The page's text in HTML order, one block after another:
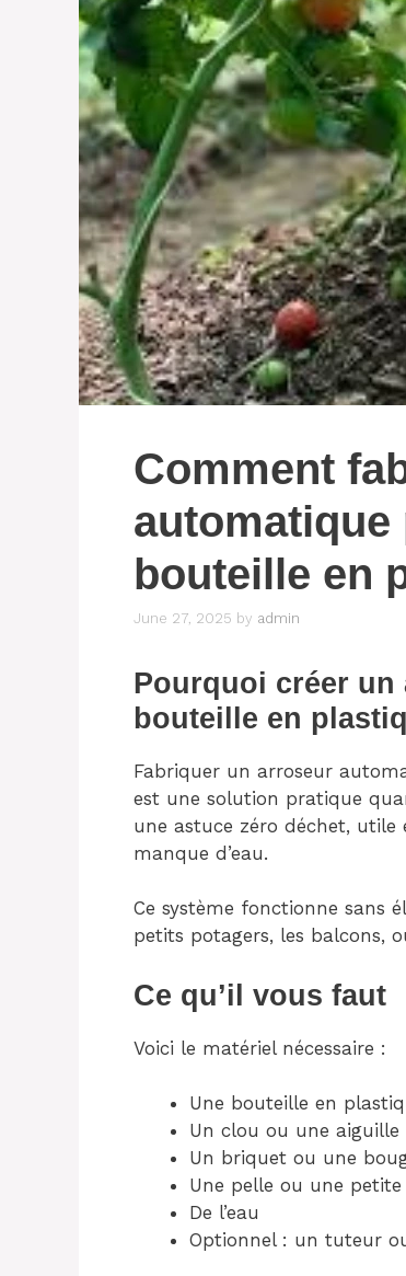
Comment
automatique
bouteille en
June 27, 2025 by admin
Pourquoi créer un
bouteille en
Fabriquer un arroseur
est une solution pratique
une astuce zéro déchet,
manque d’eau.
Ce système fonctionne sans
petits potagers, les balcons,
Ce qu’il vous faut
Voici le matériel nécessaire :
Une bouteille en
Un clou ou une aiguille
Un briquet ou une
Une pelle ou une
De l’eau
Optionnel : un tuteur